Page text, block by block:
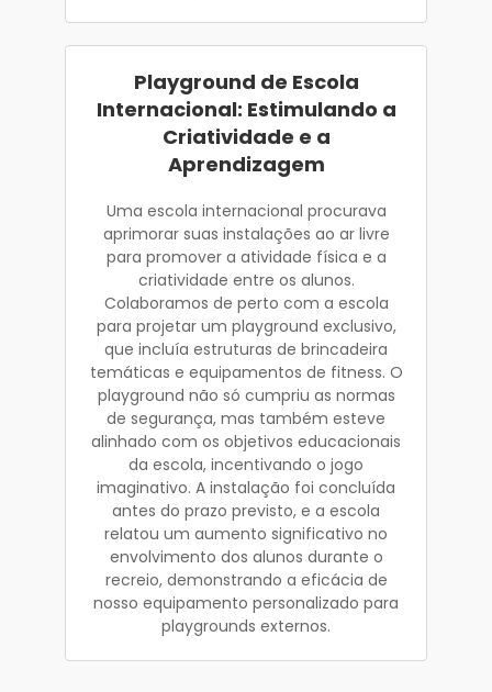
Playground de Escola
Internacional: Estimulando a
Criatividade e a
Aprendizagem
Uma escola internacional procurava
aprimorar suas instalações ao ar livre
para promover a atividade física e a
criatividade entre os alunos.
Colaboramos de perto com a escola
para projetar um playground exclusivo,
que incluía estruturas de brincadeira
temáticas e equipamentos de fitness. O
playground não só cumpriu as normas
de segurança, mas também esteve
alinhado com os objetivos educacionais
da escola, incentivando o jogo
imaginativo. A instalação foi concluída
antes do prazo previsto, e a escola
relatou um aumento significativo no
envolvimento dos alunos durante o
recreio, demonstrando a eficácia de
nosso equipamento personalizado para
playgrounds externos.